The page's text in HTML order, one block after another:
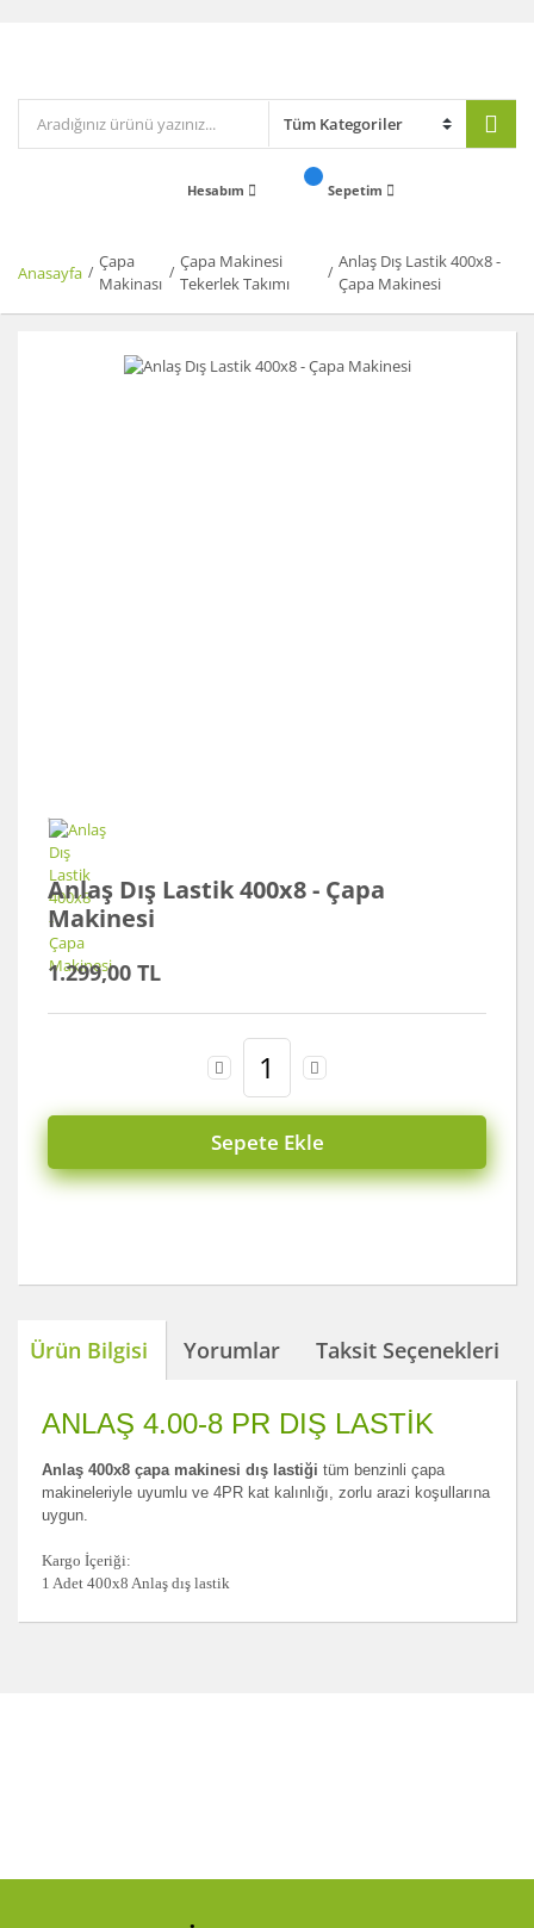
Hesabım Sepetim
Anasayfa
Çapa
Makinası
Çapa Makinesi
Tekerlek Takımı
Anlaş Dış Lastik 400x8 -
Çapa Makinesi
Anlaş Dış Lastik 400x8 - Çapa
Makinesi
1.299,00 TL
Sepete Ekle
Ürün Bilgisi Yorumlar Taksit Seçenekleri
ANLAŞ 4.00-8 PR DIŞ LASTİK
Anlaş 400x8 çapa makinesi dış lastiği tüm benzinli çapa
makineleriyle uyumlu ve 4PR kat kalınlığı, zorlu arazi koşullarına
uygun.
Kargo İçeriği:
1 Adet 400x8 Anlaş dış lastik
Ürün fiyatı diğer sitelerden daha pahalı.